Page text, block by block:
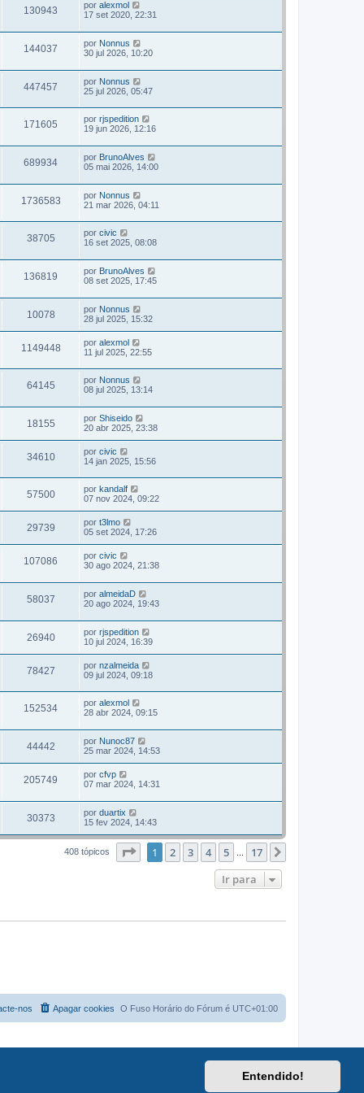
Entendido!
130943 por alexmol
17 set 2020, 22:31
144037 por Nonnus
30 jul 2026, 10:20
447457 por Nonnus
25 jul 2026, 05:47
171605 por rjspedition
19 jun 2026, 12:16
689934 por BrunoAlves
05 mai 2026, 14:00
1736583 por Nonnus
21 mar 2026, 04:11
38705 por civic
16 set 2025, 08:08
136819 por BrunoAlves
08 set 2025, 17:45
10078 por Nonnus
28 jul 2025, 15:32
1149448 por alexmol
11 jul 2025, 22:55
64145 por Nonnus
08 jul 2025, 13:14
18155 por Shiseido
20 abr 2025, 23:38
34610 por civic
14 jan 2025, 15:56
57500 por kandalf
07 nov 2024, 09:22
29739 por t3lmo
05 set 2024, 17:26
107086 por civic
30 ago 2024, 21:38
58037 por almeidaD
20 ago 2024, 19:43
26940 por rjspedition
10 jul 2024, 16:39
78427 por nzalmeida
09 jul 2024, 09:18
152534 por alexmol
28 abr 2024, 09:15
44442 por Nunoc87
25 mar 2024, 14:53
205749 por cfvp
07 mar 2024, 14:31
30373 por duartix
15 fev 2024, 14:43
408 tópicos Página1 de 17
1 2 3 4 5 17
Ir para
O Fuso Horário do Fórum é UTC+01:00
Apagar cookies
nos